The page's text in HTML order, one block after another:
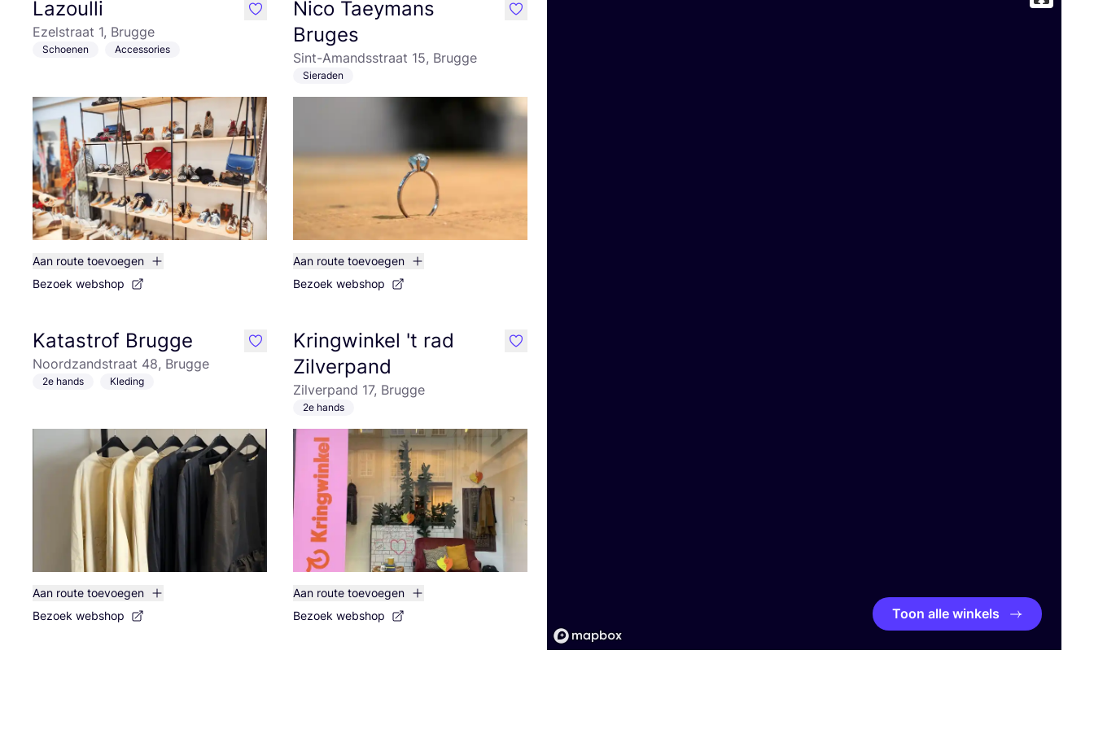
Lazoulli
Ezelstraat 1, Brugge
Schoenen Accessories
Aan route toevoegen
Bezoek webshop
like
Nico Taeymans
Bruges
Sint-Amandsstraat 15, Brugge
Sieraden
Aan route toevoegen
Bezoek webshop
like
Katastrof Brugge
Noordzandstraat 48, Brugge
2e hands Kleding
Aan route toevoegen
Bezoek webshop
like
Kringwinkel 't rad
Zilverpand
Zilverpand 17, Brugge
2e hands
Aan route toevoegen
Bezoek webshop
like
Toon alle winkels